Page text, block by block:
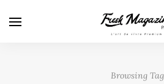
Browsing Tag